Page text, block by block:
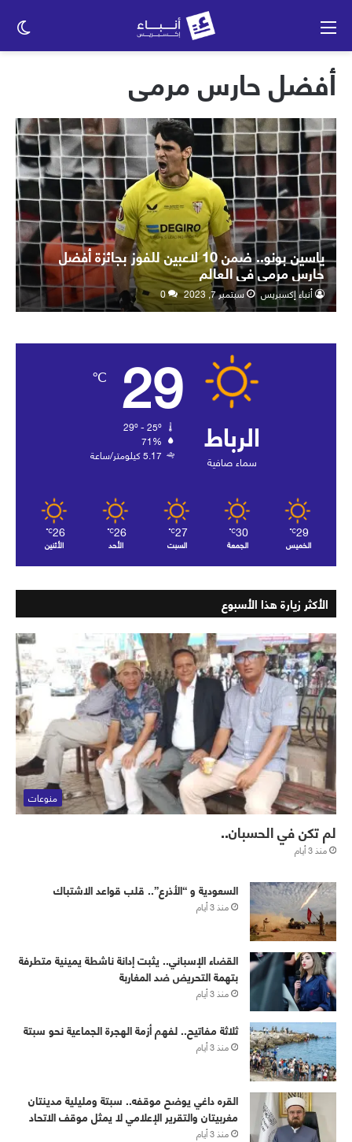
أفضل حارس مرمى
ياسين بونو.. ضمن 10 لاعبين للفوز بجائزة أفضل
حارس مرمى في العالم
أنباء إكسبريس سبتمبر 7, 2023 0
الرباط
سماء صافية
29
℃
71%
5.17 كيلومتر/ساعة
29
℃
الخميس
30
℃
الجمعة
27
℃
السبت
26
℃
الأحد
26
℃
الأثنين
الأكثر زيارة هذا الأسبوع
منوعات
لم تكن في الحسبان..
منذ 3 أيام
‏⁧‫السعودية‬⁩ و “الأذرع”.. قلب قواعد الاشتباك
منذ 3 أيام
القضاء الإسباني.. يثبت إدانة ناشطة يمينية متطرفة
بتهمة التحريض ضد المغاربة
منذ 3 أيام
ثلاثة مفاتيح.. لفهم أزمة الهجرة الجماعية نحو سبتة
منذ 3 أيام
القره داغي يوضح موقفه.. سبتة ومليلية مدينتان
مغربيتان والتقرير الإعلامي لا يمثل موقف الاتحاد
منذ 3 أيام